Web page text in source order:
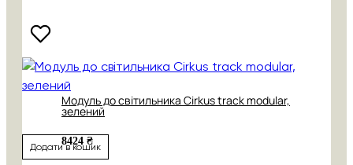
Модуль до світильника Cirkus track modular,
зелений
8424 ₴
Додати в кошик